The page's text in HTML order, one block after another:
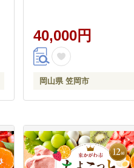
インマスカット 清水白桃
いちご 瀬戸内バナナ マン
ゴー 岡山県 笠岡市---C-
40,000円
岡山県 笠岡市